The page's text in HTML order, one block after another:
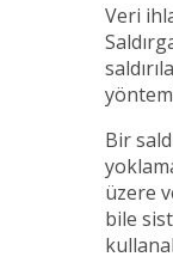
Veri
Bir
üzere
bile